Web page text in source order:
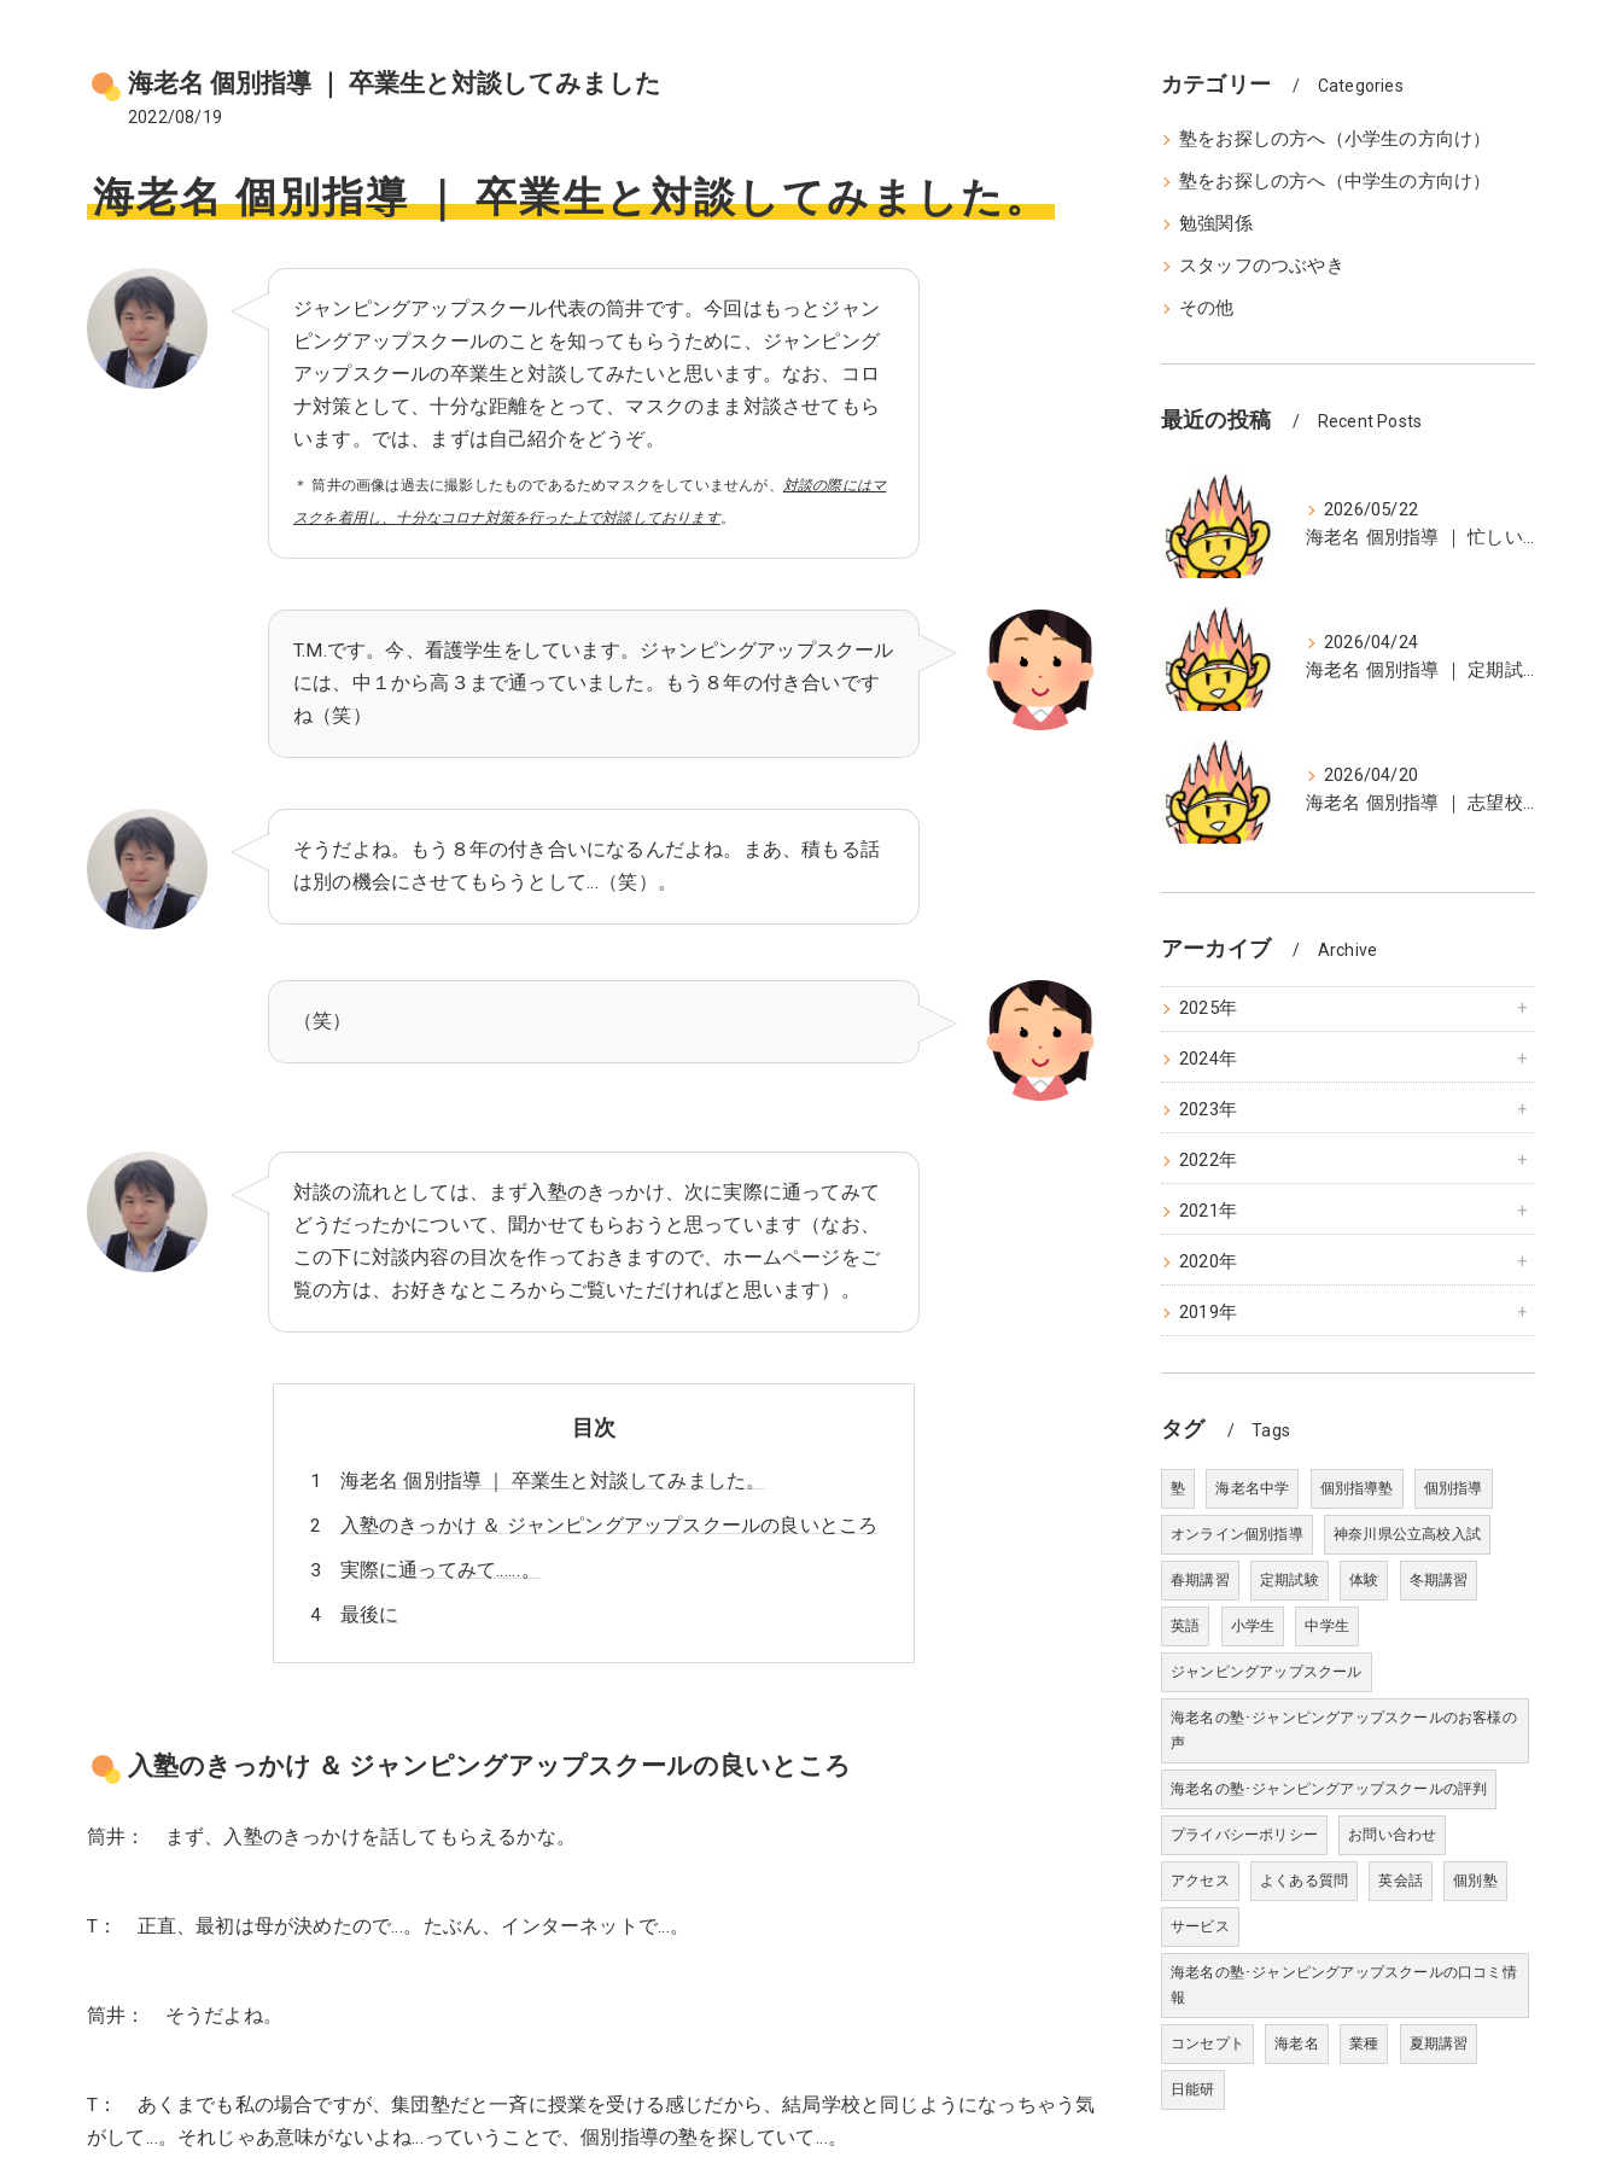
海老名 個別指導 ｜ 卒業生と対談してみました
2022/08/19
海老名 個別指導 ｜ 卒業生と対談してみました。
ジャンピングアップスクール代表の筒井です。今回はもっとジャン
ピングアップスクールのことを知ってもらうために、ジャンピング
アップスクールの卒業生と対談してみたいと思います。なお、コロ
ナ対策として、十分な距離をとって、マスクのまま対談させてもら
います。では、まずは自己紹介をどうぞ。
＊ 筒井の画像は過去に撮影したものであるためマスクをしていませんが、 対談の際にはマ
スクを着用し、十分なコロナ対策を行った上で対談しております。
T.M.です。今、看護学生をしています。ジャンピングアップスクール
には、中１から高３まで通っていました。もう８年の付き合いです
ね（笑）
そうだよね。もう８年の付き合いになるんだよね。まあ、積もる話
は別の機会にさせてもらうとして…（笑）。
（笑）
対談の流れとしては、まず入塾のきっかけ、次に実際に通ってみて
どうだったかについて、聞かせてもらおうと思っています（なお、
この下に対談内容の目次を作っておきますので、ホームページをご
覧の方は、お好きなところからご覧いただければと思います）。
目次
海老名 個別指導 ｜ 卒業生と対談してみました。
入塾のきっかけ ＆ ジャンピングアップスクールの良いところ
実際に通ってみて……。
最後に
入塾のきっかけ ＆ ジャンピングアップスクールの良いところ
筒井： まず、入塾のきっかけを話してもらえるかな。
T： 正直、最初は母が決めたので…。たぶん、インターネットで…。
筒井： そうだよね。
T： あくまでも私の場合ですが、集団塾だと一斉に授業を受ける感じだから、結局学校と同じようになっちゃう気
がして…。それじゃあ意味がないよね…っていうことで、個別指導の塾を探していて…。
カテゴリー Categories
塾をお探しの方へ（小学生の方向け）
塾をお探しの方へ（中学生の方向け）
勉強関係
スタッフのつぶやき
その他
最近の投稿 Recent Posts
2026/05/22
海老名 個別指導 ｜ 忙しい人へ ～定期試験に向けて～
2026/04/24
海老名 個別指導 ｜ 定期試験までのカウント・ダウン、始めました。
2026/04/20
海老名 個別指導 ｜ 志望校合格を目指して
アーカイブ Archive
2025年
2024年
2023年
2022年
2021年
2020年
2019年
タグ Tags
塾 海老名中学 個別指導塾 個別指導
オンライン個別指導 神奈川県公立高校入試
春期講習 定期試験 体験 冬期講習
英語 小学生 中学生
ジャンピングアップスクール
海老名の塾･ジャンピングアップスクールのお客様の
声
海老名の塾･ジャンピングアップスクールの評判
プライバシーポリシー お問い合わせ
アクセス よくある質問 英会話 個別塾
サービス
海老名の塾･ジャンピングアップスクールの口コミ情
報
コンセプト 海老名 業種 夏期講習
日能研